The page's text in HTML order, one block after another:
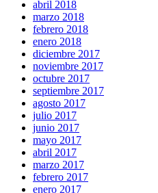
abril 2018
marzo 2018
febrero 2018
enero 2018
diciembre 2017
noviembre 2017
octubre 2017
septiembre 2017
agosto 2017
julio 2017
junio 2017
mayo 2017
abril 2017
marzo 2017
febrero 2017
enero 2017